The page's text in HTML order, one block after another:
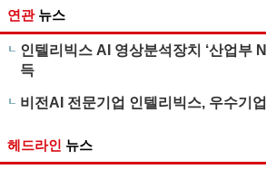
연관 뉴스
인텔리빅스 AI 영상분석장치 ‘산업부
득
비전AI 전문기업 인텔리빅스, 우수기
헤드라인 뉴스